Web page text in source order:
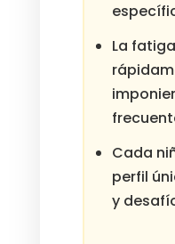
La
Cada
perfil
y